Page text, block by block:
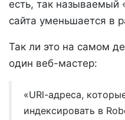
есть, так называемый
сайта уменьшается в
Так ли это на самом
один веб-мастер:
«URl-адреса,
индексировать в